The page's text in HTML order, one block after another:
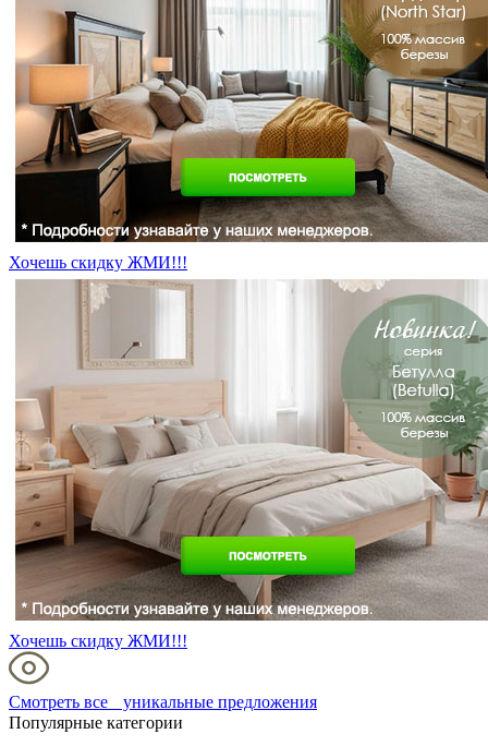
Хочешь скидку ЖМИ!!!
Хочешь скидку ЖМИ!!!
Смотреть все уникальные предложения
Популярные категории